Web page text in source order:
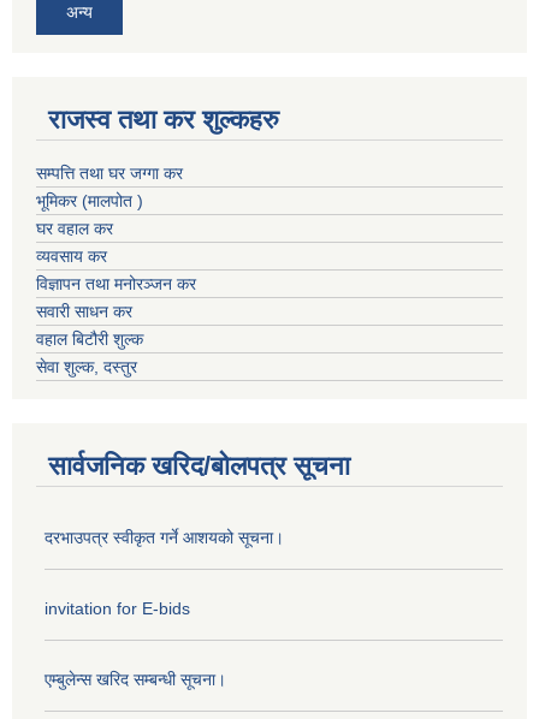
अन्य
राजस्व तथा कर शुल्कहरु
सम्पत्ति तथा घर जग्गा कर
भूमिकर (मालपोत )
घर वहाल कर
व्यवसाय कर
विज्ञापन तथा मनोरञ्जन कर
सवारी साधन कर
वहाल बिटौरी शुल्क
सेवा शुल्क, दस्तुर
सार्वजनिक खरिद/बोलपत्र सूचना
दरभाउपत्र स्वीकृत गर्ने आशयको सूचना।
invitation for E-bids
एम्बुलेन्स खरिद सम्बन्धी सूचना।